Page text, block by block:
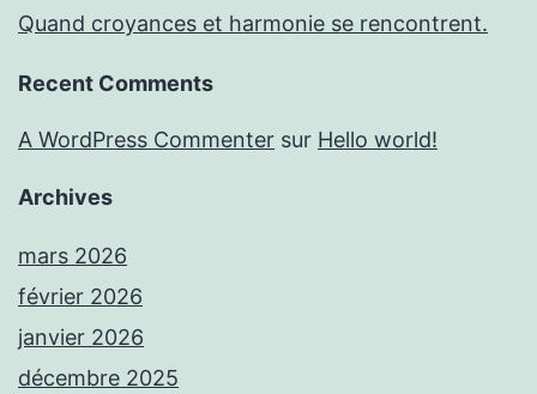
Quand croyances et harmonie se rencontrent.
Recent Comments
A WordPress Commenter sur Hello world!
Archives
mars 2026
février 2026
janvier 2026
décembre 2025